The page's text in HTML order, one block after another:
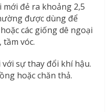
đẻ ra khoảng 2,5
được dùng để
các giống dê ngoại
vóc.
sự thay đổi khí hậu.
hoặc chăn thả.